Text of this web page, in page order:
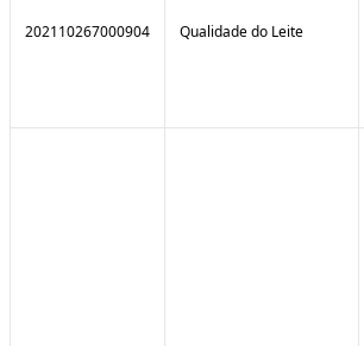
202110267000904 Qualidade do Leite